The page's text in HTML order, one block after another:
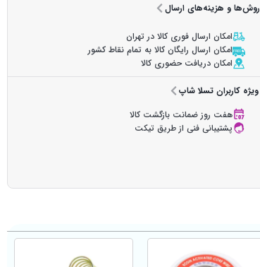
روش‌ها و هزینه‌های ارسال
امکان ارسال فوری کالا در تهران
امکان ارسال رایگان کالا به تمام نقاط کشور
امکان دریافت حضوری کالا
ویژه کاربران تسلا شاپ
هفت روز ضمانت بازگشت کالا
پشتیبانی فنی از طریق تیکت